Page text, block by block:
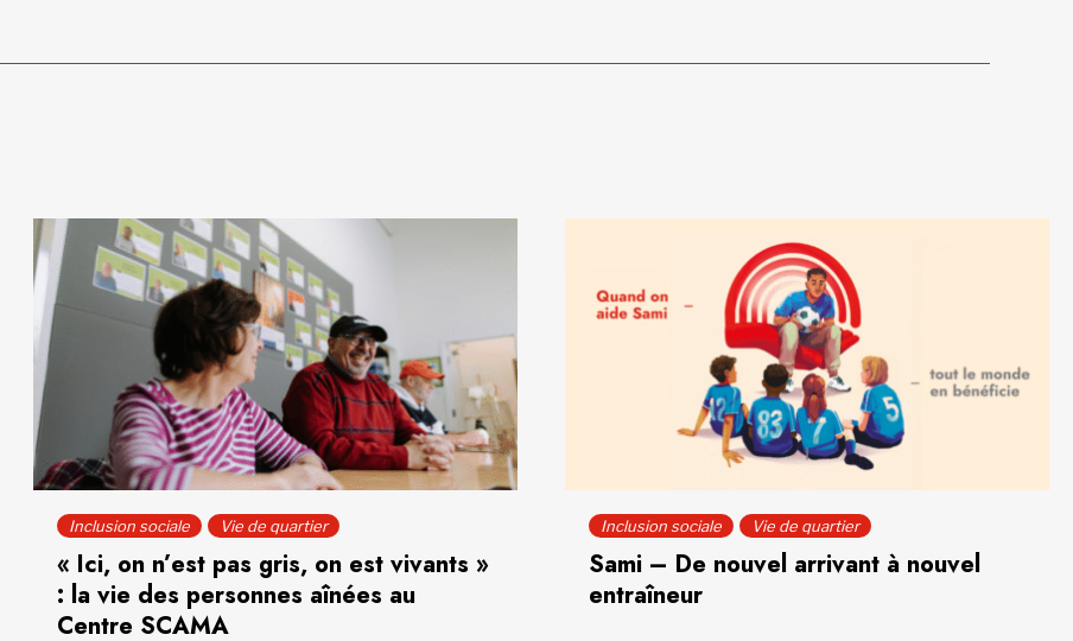
Inclusion sociale Vie de quartier
« Ici, on n’est pas gris, on est vivants »
: la vie des personnes aînées au
Centre SCAMA
Inclusion sociale Vie de quartier
Sami – De nouvel arrivant à nouvel
entraîneur